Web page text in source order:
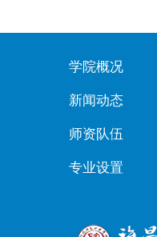
学院概况
新闻动态
师资队伍
专业设置